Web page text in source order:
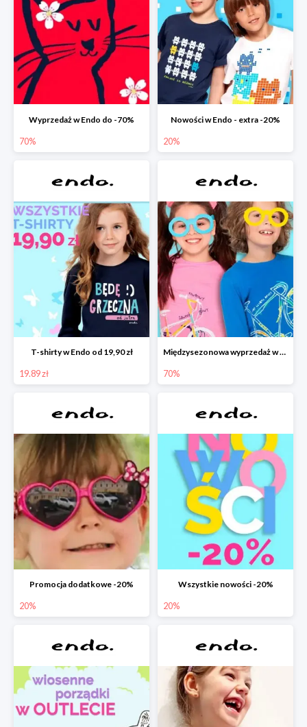
Wyprzedaż w Endo do -70%
70%
Nowości w Endo - extra -20%
20%
T-shirty w Endo od 19,90 zł
19.89 zł
Międzysezonowa wyprzedaż w Endo do -70%
70%
Promocja dodatkowe -20%
20%
Wszystkie nowości -20%
20%